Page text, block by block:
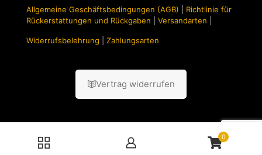
Allgemeine Geschäftsbedingungen (AGB)
Richtlinie für
Rückerstattungen und Rückgaben
Versandarten
Widerrufsbelehrung Zahlungsarten
Vertrag widerrufen
0